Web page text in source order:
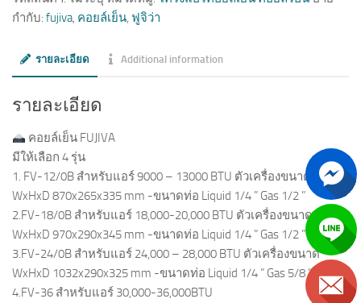
กำกับ: fujiva, คอยล์เย็น, ฟูจิว่า
รายละเอียด Additional information
รายละเอียด
คอยล์เย็น FUJIVA
มีให้เลือก 4 รุ่น
1. FV-12/0B สำหรับแอร์ 9000 – 13000 BTU ตัวเครื่องขนาด
WxHxD 870x265x335 mm -ขนาดท่อ Liquid 1/4 ” Gas 1/2 ”
2.FV-18/0B สำหรับแอร์ 18,000-20,000 BTU ตัวเครื่องขนาด
WxHxD 970x290x345 mm -ขนาดท่อ Liquid 1/4 ” Gas 1/2 ”
3.FV-24/0B สำหรับแอร์ 24,000 – 28,000 BTU ตัวเครื่องขนาด
WxHxD 1032x290x325 mm -ขนาดท่อ Liquid 1/4 ” Gas 5/8 ”
4.FV-36 สำหรับแอร์ 30,000-36,000BTU